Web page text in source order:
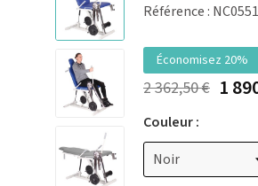
Référence :
Économisez 20%
2 362,50 € 1
Couleur :